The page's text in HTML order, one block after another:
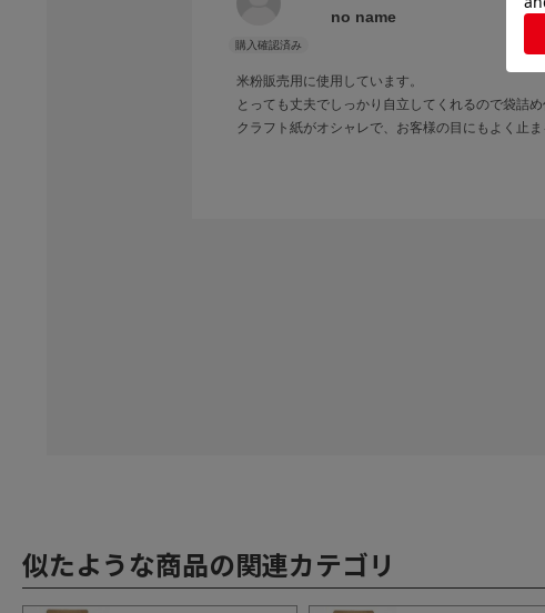
no name
米粉販売用に使用しています。
とっても丈夫でしっかり自立してくれるので袋詰め
クラフト紙がオシャレで、お客様の目にもよく止
似たような商品の関連カテゴリ